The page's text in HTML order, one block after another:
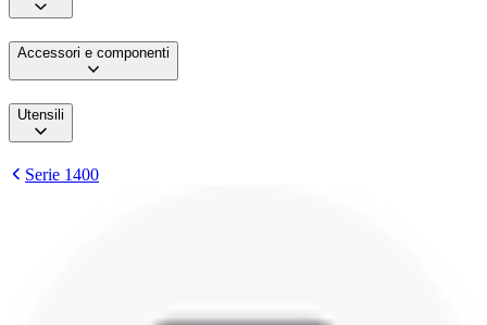
Accessori e componenti
Utensili
Serie 1400